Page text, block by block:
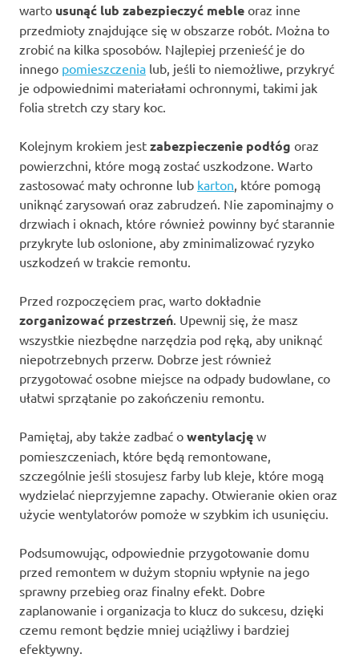
warto usunąć lub zabezpieczyć meble oraz inne
przedmioty znajdujące się w obszarze robót. Można to
zrobić na kilka sposobów. Najlepiej przenieść je do
innego pomieszczenia lub, jeśli to niemożliwe, przykryć
je odpowiednimi materiałami ochronnymi, takimi jak
folia stretch czy stary koc.
Kolejnym krokiem jest zabezpieczenie podłóg oraz
powierzchni, które mogą zostać uszkodzone. Warto
zastosować maty ochronne lub karton , które pomogą
uniknąć zarysowań oraz zabrudzeń. Nie zapominajmy o
drzwiach i oknach, które również powinny być starannie
przykryte lub oslonione, aby zminimalizować ryzyko
uszkodzeń w trakcie remontu.
Przed rozpoczęciem prac, warto dokładnie
zorganizować przestrzeń . Upewnij się, że masz
wszystkie niezbędne narzędzia pod ręką, aby uniknąć
niepotrzebnych przerw. Dobrze jest również
przygotować osobne miejsce na odpady budowlane, co
ułatwi sprzątanie po zakończeniu remontu.
Pamiętaj, aby także zadbać o wentylację w
pomieszczeniach, które będą remontowane,
szczególnie jeśli stosujesz farby lub kleje, które mogą
wydzielać nieprzyjemne zapachy. Otwieranie okien oraz
użycie wentylatorów pomoże w szybkim ich usunięciu.
Podsumowując, odpowiednie przygotowanie domu
przed remontem w dużym stopniu wpłynie na jego
sprawny przebieg oraz finalny efekt. Dobre
zaplanowanie i organizacja to klucz do sukcesu, dzięki
czemu remont będzie mniej uciążliwy i bardziej
efektywny.